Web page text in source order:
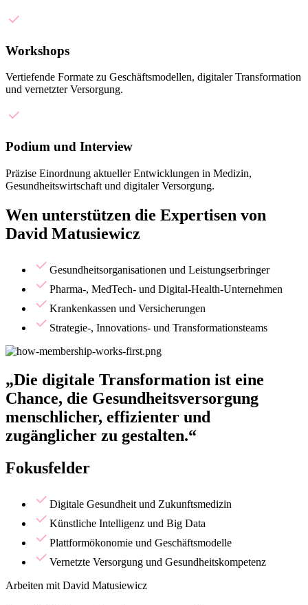
Workshops
Vertiefende Formate zu Geschäftsmodellen, digitaler Transformation
und vernetzter Versorgung.
Podium und Interview
Präzise Einordnung aktueller Entwicklungen in Medizin,
Gesundheitswirtschaft und digitaler Versorgung.
Wen unterstützen die Expertisen von
David Matusiewicz
Gesundheitsorganisationen und Leistungserbringer
Pharma-, MedTech- und Digital-Health-Unternehmen
Krankenkassen und Versicherungen
Strategie-, Innovations- und Transformationsteams
„Die digitale Transformation ist eine
Chance, die Gesundheitsversorgung
menschlicher, effizienter und
zugänglicher zu gestalten.“
Fokusfelder
Digitale Gesundheit und Zukunftsmedizin
Künstliche Intelligenz und Big Data
Plattformökonomie und Geschäftsmodelle
Vernetzte Versorgung und Gesundheitskompetenz
Arbeiten mit David Matusiewicz